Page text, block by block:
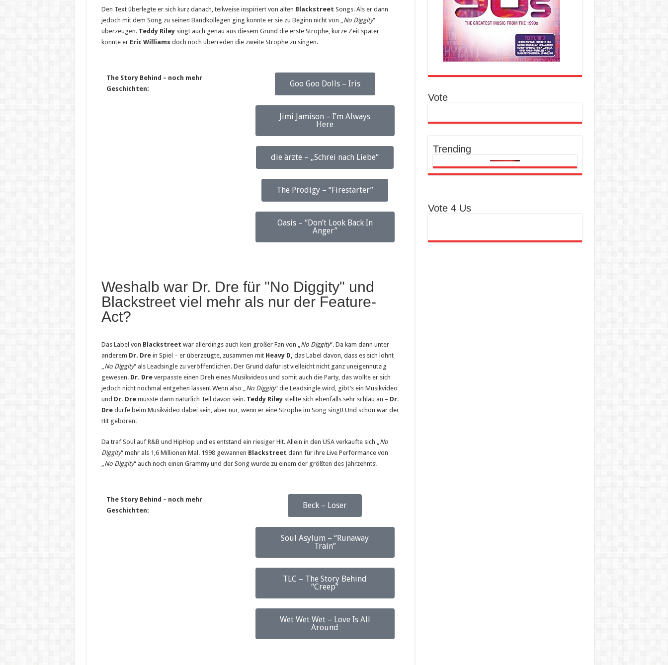
Den Text überlegte er sich kurz danach, teilweise inspiriert von alten Blackstreet Songs. Als er dann
jedoch mit dem Song zu seinen Bandkollegen ging konnte er sie zu Beginn nicht von „No Diggity“
überzeugen. Teddy Rileysingt auch genau aus diesem Grund die erste Strophe, kurze Zeit später
konnte er Eric Williams doch noch überreden die zweite Strophe zu singen.
The Story Behind – noch mehr
Geschichten:
Goo Goo Dolls – Iris
Jimi Jamison – I’m Always
Here
die ärzte – „Schrei nach Liebe“
The Prodigy – “Firestarter”
Oasis – “Don’t Look Back In
Anger”
Weshalb war Dr. Dre für "No Diggity" und
Blackstreet viel mehr als nur der Feature-
Act?
Das Label von Blackstreet war allerdings auch kein großer Fan von „No Diggity“. Da kam dann unter
anderem Dr. Drein Spiel – er überzeugte, zusammen mit Heavy D, das Label davon, dass es sich lohnt
„No Diggity“ als Leadsingle zu veröffentlichen. Der Grund dafür ist vielleicht nicht ganz uneigennützig
gewesen. Dr. Dreverpasste einen Dreh eines Musikvideos und somit auch die Party, das wollte er sich
jedoch nicht nochmal entgehen lassen! Wenn also „No Diggity“ die Leadsingle wird, gibt’s ein Musikvideo
und Dr. Dremusste dann natürlich Teil davon sein. Teddy Rileystellte sich ebenfalls sehr schlau an – Dr.
Dredürfe beim Musikvideo dabei sein, aber nur, wenn er eine Strophe im Song singt! Und schon war der
Hit geboren.
Da traf Soul auf R&B und HipHop und es entstand ein riesiger Hit. Allein in den USA verkaufte sich „No
Diggity“ mehr als 1,6 Millionen Mal. 1998 gewannen Blackstreet dann für ihre Live Performance von
„No Diggity“ auch noch einen Grammy und der Song wurde zu einem der größten des Jahrzehnts!
The Story Behind – noch mehr
Geschichten:
Beck – Loser
Soul Asylum – “Runaway
Train”
TLC – The Story Behind
“Creep”
Wet Wet Wet – Love Is All
Around
Vote
Trending
Vote 4 Us